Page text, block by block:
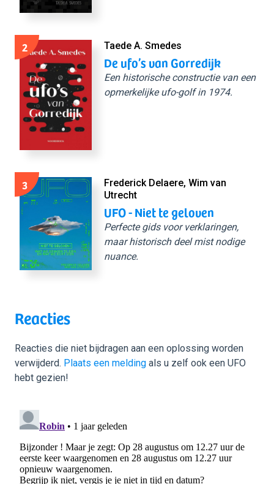
2 Taede A. Smedes
De ufo’s van Gorredijk
Een historische constructie van een
opmerkelijke ufo-golf in 1974.
3
Frederick Delaere, Wim van
Utrecht
UFO - Niet te geloven
Perfecte gids voor verklaringen,
maar historisch deel mist nodige
nuance.
Reacties
Reacties die niet bijdragen aan een oplossing worden
verwijderd. Plaats een melding als u zelf ook een UFO
hebt gezien!